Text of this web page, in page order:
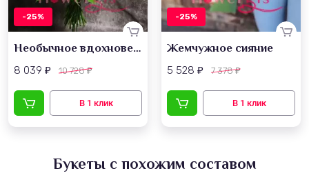
-25%
Необычное вдохновение
8 039 ₽ 10 728₽
-25%
Жемчужное сияние
5 528 ₽ 7 378₽
Букеты с похожим составом